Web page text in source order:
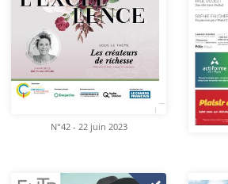
N°42 - 22 juin 2023